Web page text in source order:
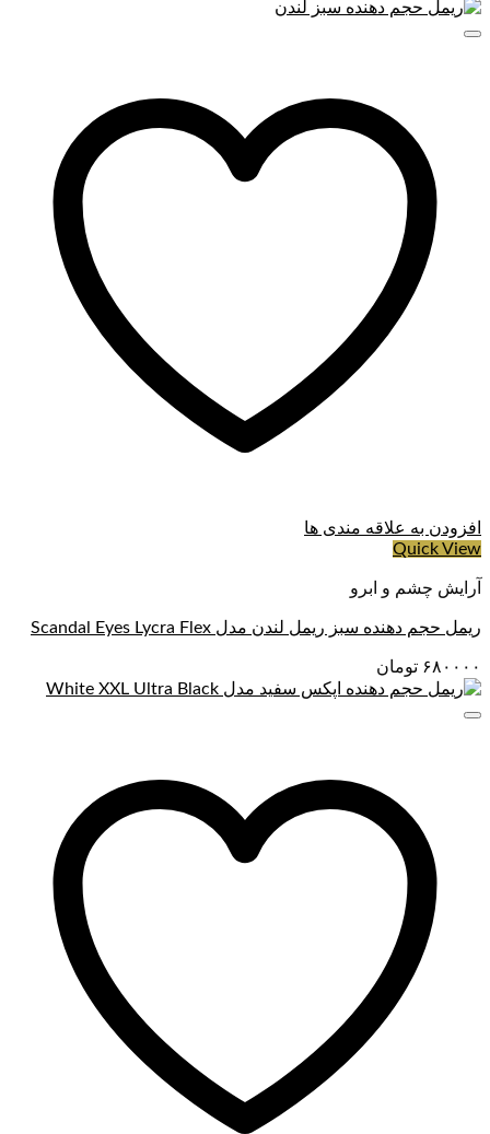
افزودن به علاقه مندی ها
Quick View
آرایش چشم و ابرو
ریمل حجم دهنده سبز ریمل لندن مدل Scandal Eyes Lycra Flex
۶۸۰۰۰۰ تومان